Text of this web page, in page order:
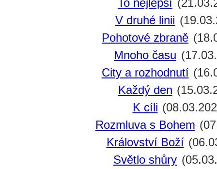
To nejlepší
V druhé linii
Pohotové zbraně
Mnoho času
City a rozhodnutí
Každý den
K cíli
Rozmluva s Bohem
Království Boží
Světlo shůry